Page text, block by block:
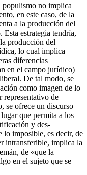
populismo no implica
en este caso, de la
a la producción del
Esta estrategia tendría,
producción del
lo cual implica
diferencias
en el campo jurídico)
De tal modo, se
como imagen de lo
representativo de
se ofrece un discurso
que permita a los
y des-
imposible, es decir, de
intransferible, implica la
de «que la
en el sujeto que se